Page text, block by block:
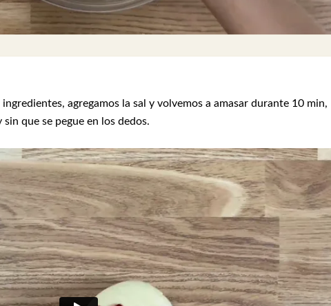
agregamos la sal y volvemos a amasar durante 10 min,
que se pegue en los dedos.